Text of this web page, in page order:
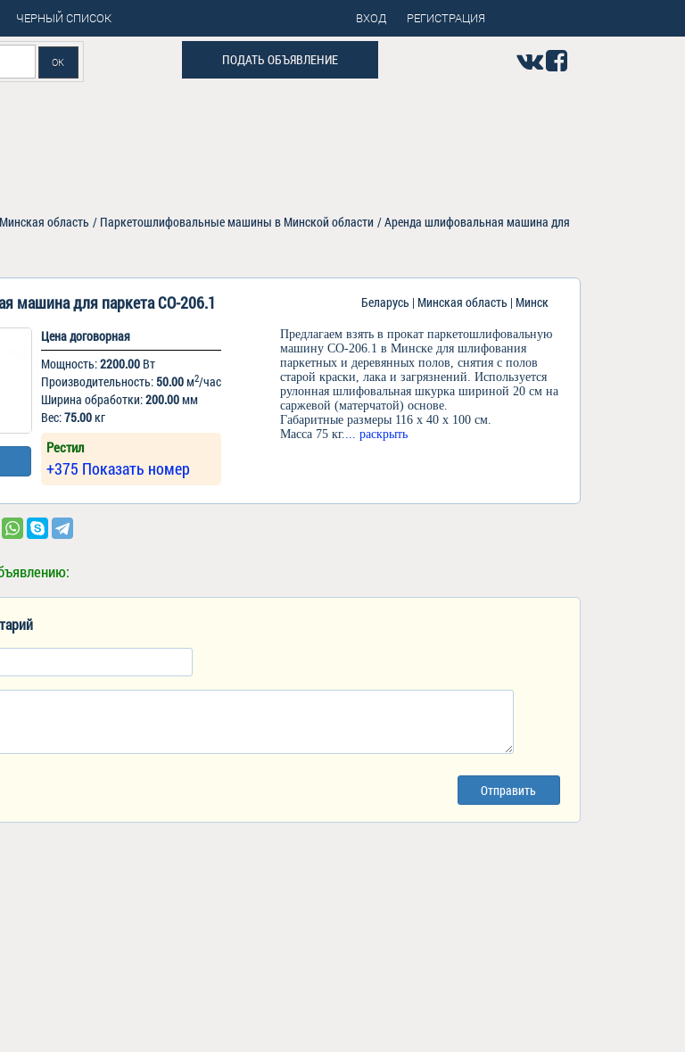
ЧЕРНЫЙ СПИСОК ВХОД РЕГИСТРАЦИЯ
ПОДАТЬ ОБЪЯВЛЕНИЕ
Минская область / Паркетошлифовальные машины в Минской области /Аренда шлифовальная машина для
машина для паркета СО-206.1 Беларусь | Минская область | Минск
Цена договорная
Мощность:2200.00Вт
Производительность: 50.00м2/час
Ширина обработки:200.00мм
Вес:75.00кг
Рестил
+375 Показать номер
Предлагаем взять в прокат паркетошлифовальную
машину СО-206.1 в Минске для шлифования
паркетных и деревянных полов, снятия с полов
старой краски, лака и загрязнений. Используется
рулонная шлифовальная шкурка шириной 20 см на
саржевой (матерчатой) основе.
Габаритные размеры 116 х 40 х 100 см.
Масса 75 кг.... раскрыть
Отправить